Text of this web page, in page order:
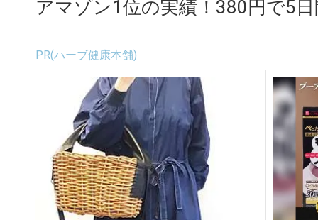
アマゾン1位の実績！380円で5
PR(ハーブ健康本舗)